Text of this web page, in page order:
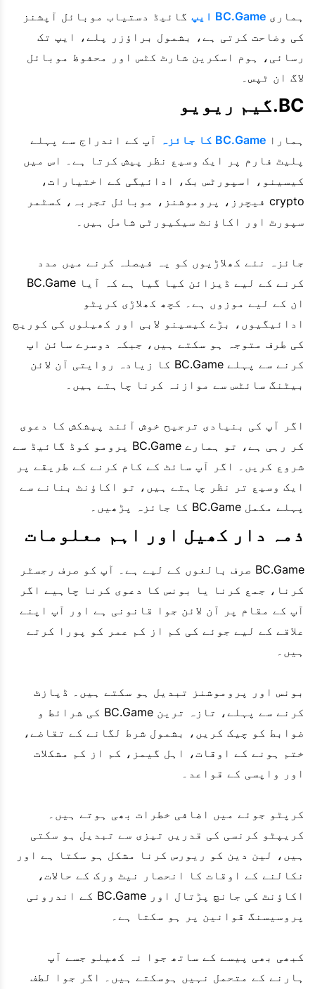
ہماری BC.Game ایپ
گائیڈ دستیاب موبائل آپشنز
کی وضاحت کرتی ہے، بشمول براؤزر پلے، ایپ تک
رسائی، ہوم اسکرین شارٹ کٹس اور محفوظ موبائل
لاگ ان ٹپس۔
BC.گیم ریویو
ہمارا BC.Game کا جائزہ
آپ کے اندراج سے پہلے
پلیٹ فارم پر ایک وسیع نظر پیش کرتا ہے۔ اس میں
کیسینو، اسپورٹس بک، ادائیگی کے اختیارات،
crypto فیچرز، پروموشنز، موبائل تجربہ، کسٹمر
سپورٹ اور اکاؤنٹ سیکیورٹی شامل ہیں۔
جائزہ نئے کھلاڑیوں کو یہ فیصلہ کرنے میں مدد
کرنے کے لیے ڈیزائن کیا گیا ہے کہ آیا BC.Game
ان کے لیے موزوں ہے۔ کچھ کھلاڑی کرپٹو
ادائیگیوں، بڑے کیسینو لابی اور کھیلوں کی کوریج
کی طرف متوجہ ہو سکتے ہیں، جبکہ دوسرے سائن اپ
کرنے سے پہلے BC.Game کا زیادہ روایتی آن لائن
بیٹنگ سائٹس سے موازنہ کرنا چاہتے ہیں۔
اگر آپ کی بنیادی ترجیح خوش آئند پیشکش کا دعوی
کر رہی ہے، تو ہمارے BC.Game پرومو کوڈ گائیڈ سے
شروع کریں۔ اگر آپ سائٹ کے کام کرنے کے طریقے پر
ایک وسیع تر نظر چاہتے ہیں، تو اکاؤنٹ بنانے سے
پہلے مکمل BC.Game کا جائزہ پڑھیں۔
ذمہ دار کھیل اور اہم معلومات
BC.Game صرف بالغوں کے لیے ہے۔ آپ کو صرف رجسٹر
کرنا، جمع کرنا یا بونس کا دعوی کرنا چاہیے اگر
آپ کے مقام پر آن لائن جوا قانونی ہے اور آپ اپنے
علاقے کے لیے جوئے کی کم از کم عمر کو پورا کرتے
ہیں۔
بونس اور پروموشنز تبدیل ہو سکتے ہیں۔ ڈپازٹ
کرنے سے پہلے، تازہ ترین BC.Game کی شرائط و
ضوابط کو چیک کریں، بشمول شرط لگانے کے تقاضے،
ختم ہونے کے اوقات، اہل گیمز، کم از کم مشکلات
اور واپسی کے قواعد۔
کرپٹو جوئے میں اضافی خطرات بھی ہوتے ہیں۔
کریپٹو کرنسی کی قدریں تیزی سے تبدیل ہو سکتی
ہیں، لین دین کو ریورس کرنا مشکل ہو سکتا ہے اور
نکالنے کے اوقات کا انحصار نیٹ ورک کے حالات،
اکاؤنٹ کی جانچ پڑتال اور BC.Game کے اندرونی
پروسیسنگ قوانین پر ہو سکتا ہے۔
کبھی بھی پیسے کے ساتھ جوا نہ کھیلو جسے آپ
ہارنے کے متحمل نہیں ہوسکتے ہیں۔ اگر جوا لطف